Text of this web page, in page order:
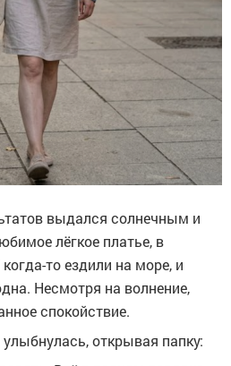
выдался солнечным и
лёгкое платье, в
то ездили на море, и
Несмотря на волнение,
спокойствие.
открывая папку: